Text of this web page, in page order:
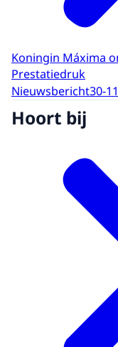
Koningin Máxima
Prestatiedruk
Nieuwsbericht30-
Hoort bij